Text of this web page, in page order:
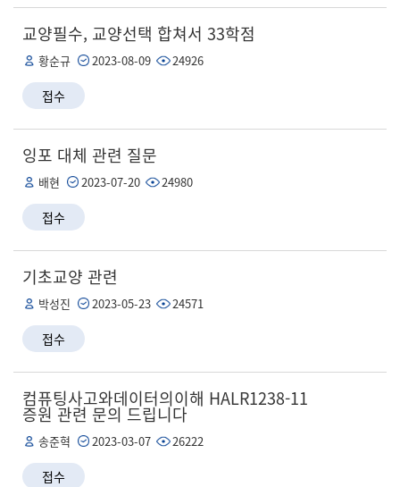
교양필수, 교양선택 합쳐서 33학점
황순규 2023-08-09 24926
접수
잉포 대체 관련 질문
배현 2023-07-20 24980
접수
기초교양 관련
박성진 2023-05-23 24571
접수
컴퓨팅사고와데이터의이해 HALR1238-11
증원 관련 문의 드립니다
송준혁 2023-03-07 26222
접수